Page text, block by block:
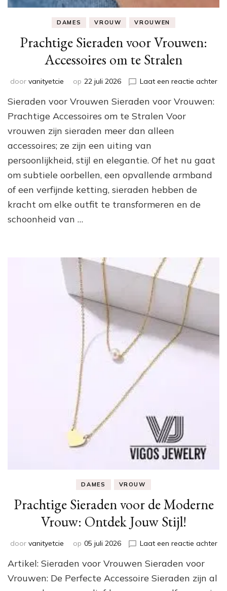
DAMES VROUW VROUWEN
Prachtige Sieraden voor Vrouwen:
Accessoires om te Stralen
door vanityetcie op 22 juli 2026 Laat een reactie achterop
Sieraden voor Vrouwen Sieraden voor Vrouwen:
Prachtige Accessoires om te Stralen Voor
vrouwen zijn sieraden meer dan alleen
accessoires; ze zijn een uiting van
persoonlijkheid, stijl en elegantie. Of het nu gaat
om subtiele oorbellen, een opvallende armband
of een verfijnde ketting, sieraden hebben de
kracht om elke outfit te transformeren en de
schoonheid van …
DAMES VROUW
Prachtige Sieraden voor de Moderne
Vrouw: Ontdek Jouw Stijl!
door vanityetcie op 05 juli 2026 Laat een reactie achterop
Artikel: Sieraden voor Vrouwen Sieraden voor
Vrouwen: De Perfecte Accessoire Sieraden zijn al